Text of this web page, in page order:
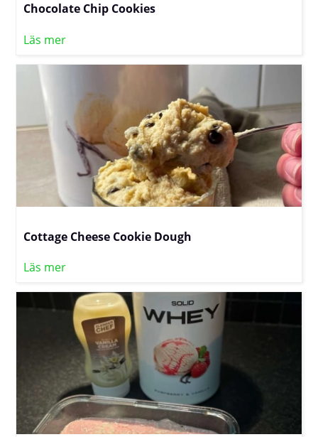
Chocolate Chip Cookies
Läs mer
Cottage Cheese Cookie Dough
Läs mer